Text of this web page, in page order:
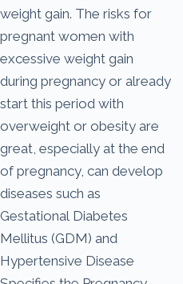
weight gain. The risks for
pregnant women with
excessive weight gain
during pregnancy or already
start this period with
overweight or obesity are
great, especially at the end
of pregnancy, can develop
diseases such as
Gestational Diabetes
Mellitus (GDM) and
Hypertensive Disease